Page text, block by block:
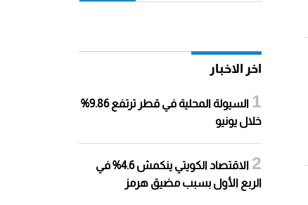
اخر الاخبار
السيولة المحلية في قطر ترتفع 9.86%
خلال يونيو
الاقتصاد الكويتي ينكمش 4.6% في
الربع الأول بسبب مضيق هرمز